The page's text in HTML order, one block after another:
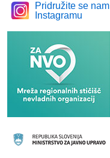
Pridružite se nam
Instagramu